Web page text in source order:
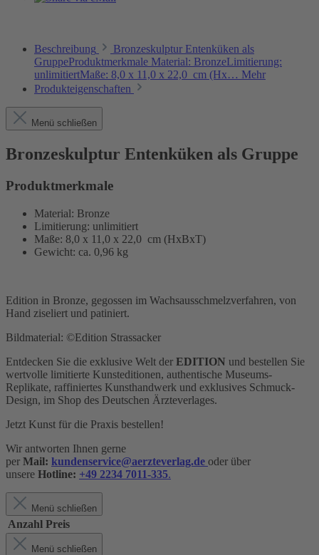
Beschreibung
Bronzeskulptur Entenküken als
GruppeProduktmerkmale Material: BronzeLimitierung:
unlimitiertMaße: 8,0 x 11,0 x 22,0 cm (Hx… Mehr
Produkteigenschaften
Menü schließen
Bronzeskulptur Entenküken als Gruppe
Produktmerkmale
Material: Bronze
Limitierung: unlimitiert
Maße: 8,0 x 11,0 x 22,0 cm (HxBxT)
Gewicht: ca. 0,96 kg
Edition in Bronze, gegossen im Wachsausschmelzverfahren, von
Hand ziseliert und patiniert.
Bildmaterial: ©Edition Strassacker
Entdecken Sie die exklusive Welt der EDITION und bestellen Sie
wertvolle limitierte Kunsteditionen, authentische Museums-
Replikate, raffiniertes Kunsthandwerk und exklusives Schmuck-
Design, im Shop des Deutschen Ärzteverlages.
Jetzt Kunst für die Praxis bestellen!
Wir antworten Ihnen gerne
per Mail: kundenservice@aerzteverlag.de oder über
unsere Hotline: +49 2234 7011-335.
Menü schließen
Anzahl Preis
Menü schließen